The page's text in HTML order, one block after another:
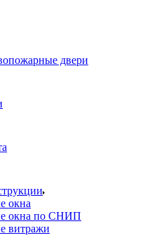
двери
окна
окна по СНИП
витражи